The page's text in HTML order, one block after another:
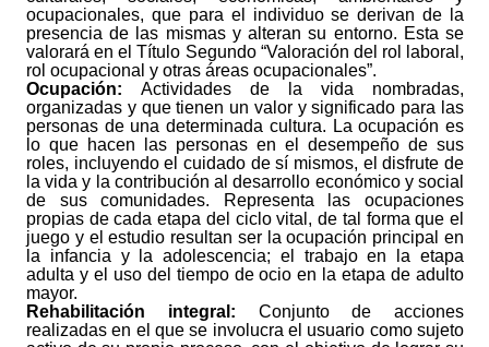
ocupacionales, que para el individuo se derivan de la
presencia de las mismas y alteran su entorno. Esta se
valorará en el Título Segundo “Valoración del rol laboral,
rol ocupacional y otras áreas ocupacionales”.
Ocupación: Actividades de la vida nombradas,
organizadas y que tienen un valor y significado para las
personas de una determinada cultura. La ocupación es
lo que hacen las personas en el desempeño de sus
roles, incluyendo el cuidado de sí mismos, el disfrute de
la vida y la contribución al desarrollo económico y social
de sus comunidades. Representa las ocupaciones
propias de cada etapa del ciclo vital, de tal forma que el
juego y el estudio resultan ser la ocupación principal en
la infancia y la adolescencia; el trabajo en la etapa
adulta y el uso del tiempo de ocio en la etapa de adulto
mayor.
Rehabilitación integral: Conjunto de acciones
realizadas en el que se involucra el usuario como sujeto